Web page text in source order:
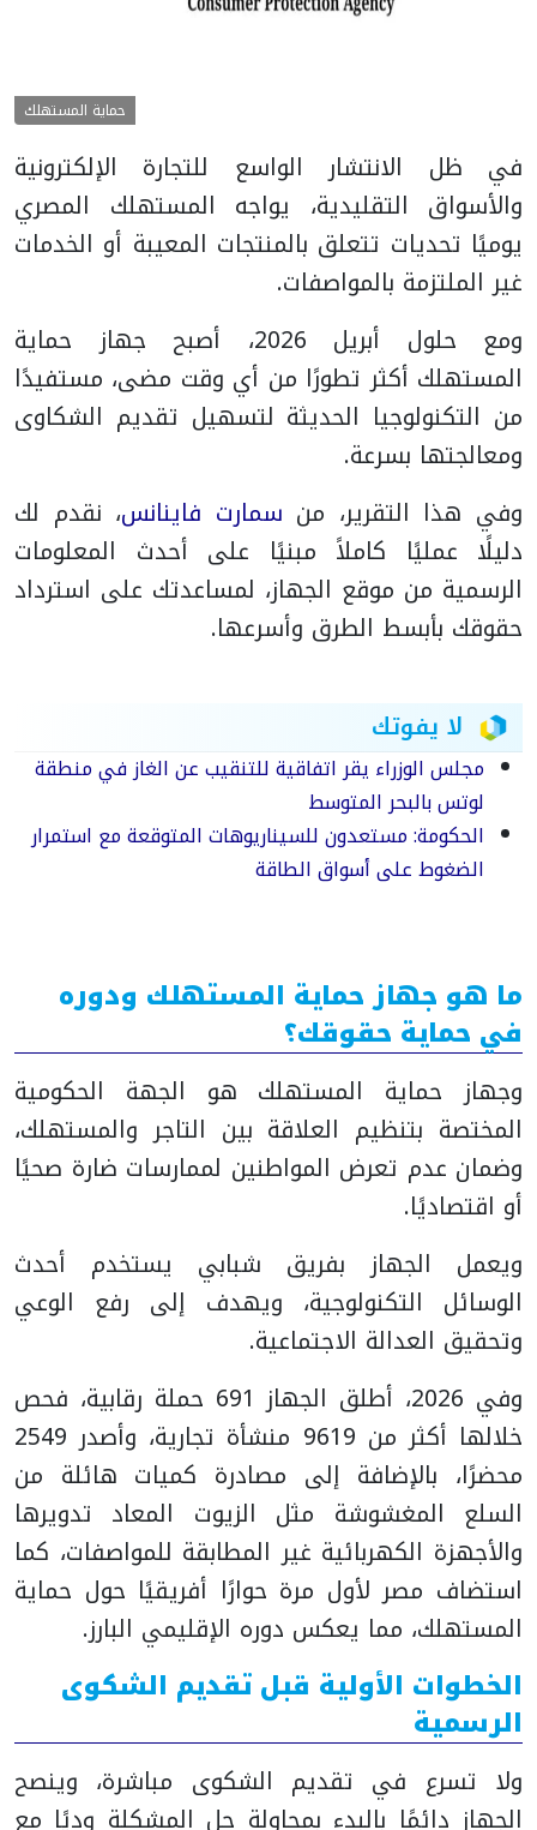
حماية المستهلك
في ظل الانتشار الواسع للتجارة الإلكترونية
والأسواق التقليدية، يواجه المستهلك المصري
يوميًا تحديات تتعلق بالمنتجات المعيبة أو الخدمات
غير الملتزمة بالمواصفات.
ومع حلول أبريل 2026، أصبح جهاز حماية
المستهلك أكثر تطورًا من أي وقت مضى، مستفيدًا
من التكنولوجيا الحديثة لتسهيل تقديم الشكاوى
ومعالجتها بسرعة.
وفي هذا التقرير، من سمارت فاينانس، نقدم لك
دليلًا عمليًا كاملاً مبنيًا على أحدث المعلومات
الرسمية من موقع الجهاز، لمساعدتك على استرداد
حقوقك بأبسط الطرق وأسرعها.
لا يفوتك
مجلس الوزراء يقر اتفاقية للتنقيب عن الغاز في منطقة
لوتس بالبحر المتوسط
الحكومة: مستعدون للسيناريوهات المتوقعة مع استمرار
الضغوط على أسواق الطاقة
ما هو جهاز حماية المستهلك ودوره
في حماية حقوقك؟
وجهاز حماية المستهلك هو الجهة الحكومية
المختصة بتنظيم العلاقة بين التاجر والمستهلك،
وضمان عدم تعرض المواطنين لممارسات ضارة صحيًا
أو اقتصاديًا.
ويعمل الجهاز بفريق شبابي يستخدم أحدث
الوسائل التكنولوجية، ويهدف إلى رفع الوعي
وتحقيق العدالة الاجتماعية.
وفي 2026، أطلق الجهاز 691 حملة رقابية، فحص
خلالها أكثر من 9619 منشأة تجارية، وأصدر 2549
محضرًا، بالإضافة إلى مصادرة كميات هائلة من
السلع المغشوشة مثل الزيوت المعاد تدويرها
والأجهزة الكهربائية غير المطابقة للمواصفات، كما
استضاف مصر لأول مرة حوارًا أفريقيًا حول حماية
المستهلك، مما يعكس دوره الإقليمي البارز.
الخطوات الأولية قبل تقديم الشكوى
الرسمية
ولا تسرع في تقديم الشكوى مباشرة، وينصح
الجهاز دائمًا بالبدء بمحاولة حل المشكلة وديًا مع